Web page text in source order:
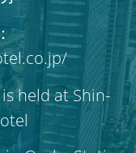
held at Shin-